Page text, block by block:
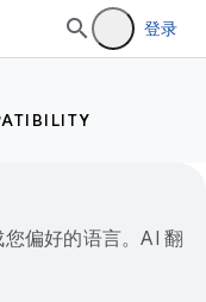
登录
偏好的语言。AI 翻